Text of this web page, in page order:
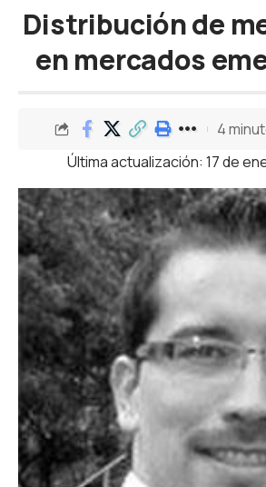
Distribución de
en mercados
Última actualización: 17 de
4